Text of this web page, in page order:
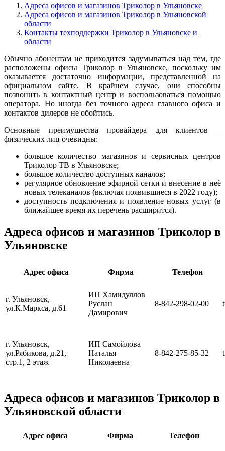
Адреса офисов и магазинов Триколор в Ульяновске
Адреса офисов и магазинов Триколор в Ульяновской
области
Контакты техподдержки Триколор в Ульяновске и
области
Обычно абонентам не приходится задумываться над тем, где
расположены офисы Триколор в Ульяновске, поскольку им
оказывается достаточно информации, представленной на
официальном сайте. В крайнем случае, они способны
позвонить в контактный центр и воспользоваться помощью
оператора. Но иногда без точного адреса главного офиса и
контактов дилеров не обойтись.
Основные преимущества провайдера для клиентов –
физических лиц очевидны:
большое количество магазинов и сервисных центров
Триколор ТВ в Ульяновске;
большое количество доступных каналов;
регулярное обновление эфирной сетки и внесение в неё
новых телеканалов (включая появившиеся в 2022 году);
доступность подключения и появление новых услуг (в
ближайшее время их перечень расширится).
Адреса офисов и магазинов Триколор в
Ульяновске
Адрес офиса Фирма Телефон
г. Ульяновск,
ул.К.Маркса, д.61
ИП Хамидуллов
Руслан
Дамирович
8-842-298-02-00
г. Ульяновск,
ул.Рябикова, д.21,
стр.1, 2 этаж
ИП Самойлова
Наталья
Николаевна
8-842-275-85-32
Адреса офисов и магазинов Триколор в
Ульяновской области
Адрес офиса Фирма Телефон